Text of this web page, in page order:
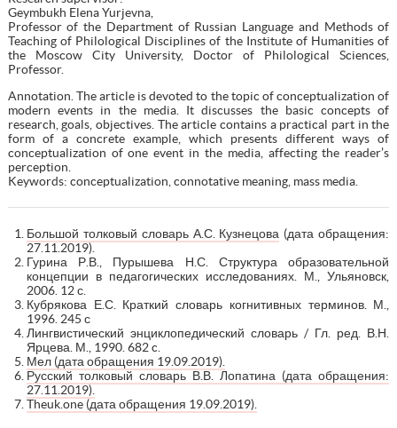
Geymbukh Elena Yurjevna,
Professor of the Department of Russian Language and Methods of
Teaching of Philological Disciplines of the Institute of Humanities of
the Moscow City University, Doctor of Philological Sciences,
Professor.
Annotation. The article is devoted to the topic of conceptualization of
modern events in the media. It discusses the basic concepts of
research, goals, objectives. The article contains a practical part in the
form of a concrete example, which presents different ways of
conceptualization of one event in the media, affecting the reader’s
perception.
Keywords: conceptualization, connotative meaning, mass media.
Большой толковый словарь А.С. Кузнецова (дата обращения:
27.11.2019).
Гурина Р.В., Пурышева Н.С. Структура образовательной
концепции в педагогических исследованиях. М., Ульяновск,
2006. 12 с.
Кубрякова Е.С. Краткий словарь когнитивных терминов. М.,
1996. 245 с
Лингвистический энциклопедический словарь / Гл. ред. В.Н.
Ярцева. М., 1990. 682 c.
Мел (дата обращения 19.09.2019).
Русский толковый словарь В.В. Лопатина (дата обращения:
27.11.2019).
Theuk.one (дата обращения 19.09.2019).